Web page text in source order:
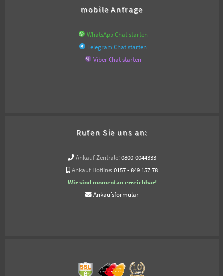
mobile Anfrage
WhatsApp Chat starten
Telegram Chat starten
Viber Chat starten
Rufen Sie uns an:
Ankauf Zentrale: 0800-0044333
Ankauf Hotline: 0157 - 849 157 78
Wir sind momentan erreichbar!
Ankaufsformular